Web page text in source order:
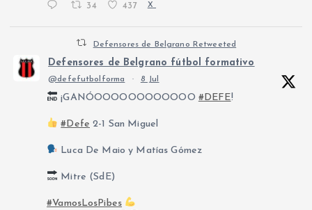
r
a
d
a
s
34 437 X
Defensores de Belgrano Retweeted
Defensores de Belgrano fútbol formativo
@defefutbolforma · 8 Jul
¡GANÓOOOOOOOOOOOO #DEFE!
#Defe 2-1 San Miguel
Luca De Maio y Matías Gómez
Mitre (SdE)
#VamosLosPibes